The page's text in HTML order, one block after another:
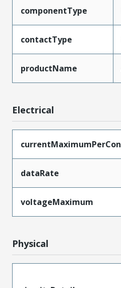
componentType
contactType
productName
Electrical
dataRate
voltageMaximum
Physical